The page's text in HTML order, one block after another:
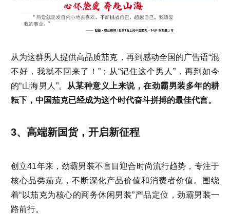
从为这群男人提供高品质茄克，再到感动全国的广告语“混
不好，我就不回来了！”；从“记住这个男人”，再到如今
的“山海男人”。
从某种意义上来说，在劲霸男装多年的耕
耘下，中国茄克已经成为这个时代奋斗拼搏的最佳代言。
3、高端新国货，开启新征程
创立41年来，劲霸男装不盲目迎合时尚流行趋势，专注于
核心品类茄克，不断深化产品价值和消费者价值。围绕
着“以茄克为核心的商务休闲男装”产品定位，劲霸男装一
路前行。